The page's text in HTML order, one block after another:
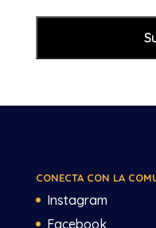
CONECTA CON LA
Instagram
Facebook